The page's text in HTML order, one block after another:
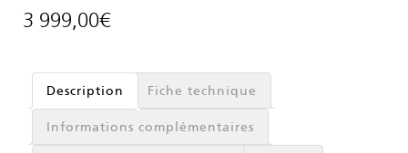
3 999,00€
Description Fiche technique
Informations complémentaires